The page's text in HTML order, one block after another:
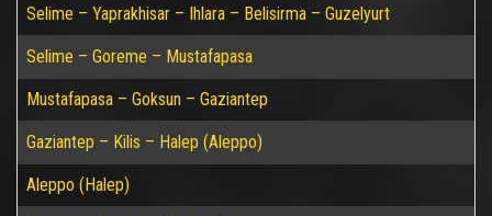
Selime – Yaprakhisar – Ihlara – Belisirma – Guzelyurt
Selime – Goreme – Mustafapasa
Mustafapasa – Goksun – Gaziantep
Gaziantep – Kilis – Halep (Aleppo)
Aleppo (Halep)